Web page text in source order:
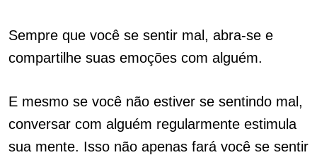
Sempre que você se sentir mal, abra-se e
compartilhe suas emoções com alguém.
E mesmo se você não estiver se sentindo mal,
conversar com alguém regularmente estimula
sua mente. Isso não apenas fará você se sentir